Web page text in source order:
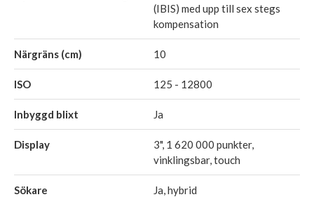
(IBIS) med upp till sex stegs
kompensation
Närgräns (cm) 10
ISO 125 - 12800
Inbyggd blixt Ja
Display
3", 1 620 000 punkter,
vinklingsbar, touch
Sökare Ja, hybrid